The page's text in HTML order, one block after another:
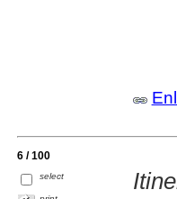
6 / 100
select